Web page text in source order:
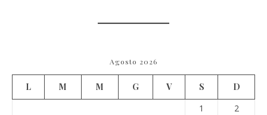
Agosto 2026
L M M G V S
D
1
2